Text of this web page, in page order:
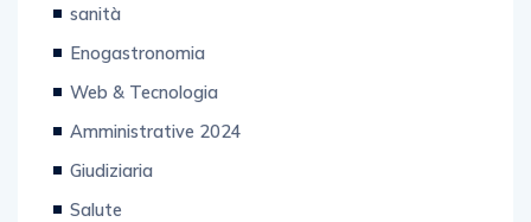
sanità
Enogastronomia
Web & Tecnologia
Amministrative 2024
Giudiziaria
Salute